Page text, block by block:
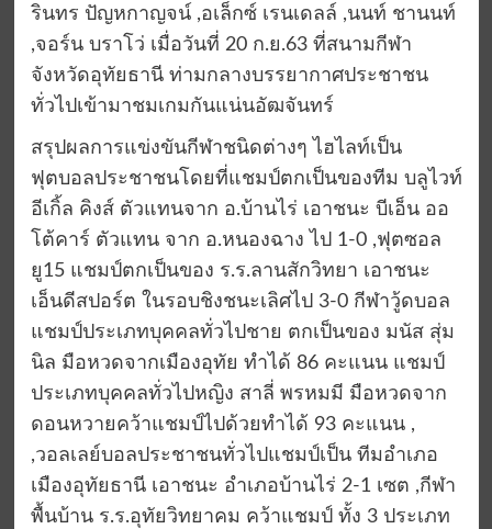
รินทร ปัญหกาญจน์ ,อเล็กซ์ เรนเดลล์ ,นนท์ ชานนท์
,จอร์น บราโว่ เมื่อวันที่ 20 ก.ย.63 ที่สนามกีฬา
จังหวัดอุทัยธานี ท่ามกลางบรรยากาศประชาชน
ทั่วไปเข้ามาชมเกมกันแน่นอัฒจันทร์
สรุปผลการแข่งขันกีฬาชนิดต่างๆ ไฮไลท์เป็น
ฟุตบอลประชาชนโดยที่แชมป์ตกเป็นของทีม บลูไวท์
อีเกิ้ล คิงส์ ตัวแทนจาก อ.บ้านไร่ เอาชนะ บีเอ็น ออ
โต้คาร์ ตัวแทน จาก อ.หนองฉาง ไป 1-0 ,ฟุตซอล
ยู15 แชมป์ตกเป็นของ ร.ร.ลานสักวิทยา เอาชนะ
เอ็นดีสปอร์ต ในรอบชิงชนะเลิศไป 3-0 กีฬาวู้ดบอล
แชมป์ประเภทบุคคลทั่วไปชาย ตกเป็นของ มนัส สุ่ม
นิล มือหวดจากเมืองอุทัย ทำได้ 86 คะแนน แชมป์
ประเภทบุคคลทั่วไปหญิง สาลี่ พรหมมี มือหวดจาก
ดอนหวายคว้าแชมป์ไปด้วยทำได้ 93 คะแนน ,
,วอลเลย์บอลประชาชนทั่วไปแชมป์เป็น ทีมอำเภอ
เมืองอุทัยธานี เอาชนะ อำเภอบ้านไร่ 2-1 เซต ,กีฬา
พื้นบ้าน ร.ร.อุทัยวิทยาคม คว้าแชมป์ ทั้ง 3 ประเภท